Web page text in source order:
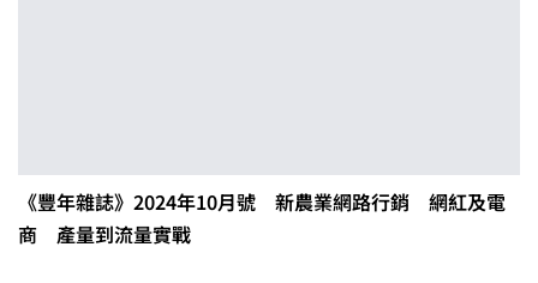
《豐年雜誌》2024年10月號 新農業網路行銷 網紅及電
商 產量到流量實戰